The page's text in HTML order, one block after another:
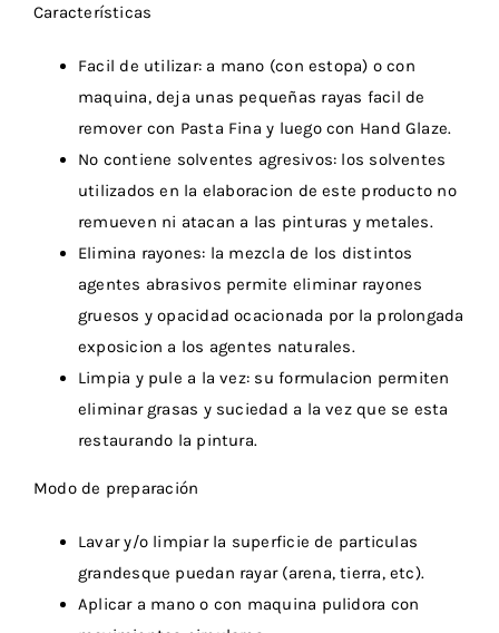
Características
Facil de utilizar: a mano (con estopa) o con
maquina, deja unas pequeñas rayas facil de
remover con Pasta Fina y luego con Hand Glaze.
No contiene solventes agresivos: los solventes
utilizados en la elaboracion de este producto no
remueven ni atacan a las pinturas y metales.
Elimina rayones: la mezcla de los distintos
agentes abrasivos permite eliminar rayones
gruesos y opacidad ocacionada por la prolongada
exposicion a los agentes naturales.
Limpia y pule a la vez: su formulacion permiten
eliminar grasas y suciedad a la vez que se esta
restaurando la pintura.
Modo de preparación
Lavar y/o limpiar la superficie de particulas
grandesque puedan rayar (arena, tierra, etc).
Aplicar a mano o con maquina pulidora con